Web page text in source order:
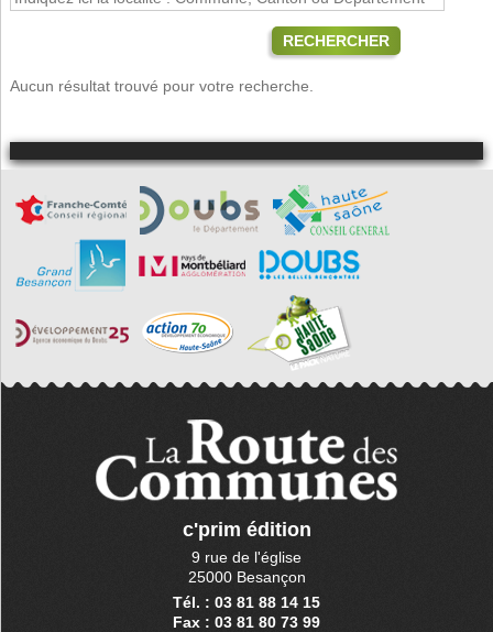
RECHERCHER
Aucun résultat trouvé pour votre recherche.
c'prim édition
9 rue de l'église
25000 Besançon
Tél. : 03 81 88 14 15
Fax : 03 81 80 73 99